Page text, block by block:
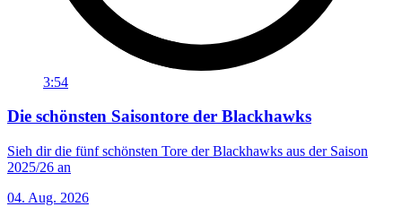
3:54
Die schönsten Saisontore der Blackhawks
Sieh dir die fünf schönsten Tore der Blackhawks aus der Saison
2025/26 an
04. Aug. 2026